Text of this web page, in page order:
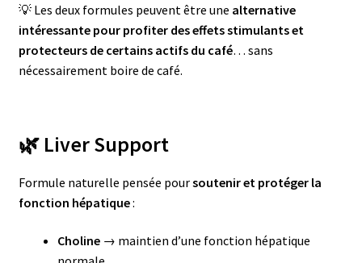
💡 Les deux formules peuvent être une alternative
intéressante pour profiter des effets stimulants et
protecteurs de certains actifs du café… sans
nécessairement boire de café.
🌿 Liver Support
Formule naturelle pensée poursoutenir et protéger la
fonction hépatique:
Choline→ maintien d’une fonction hépatique